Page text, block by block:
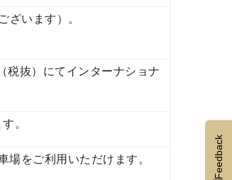
ざいます）。
税抜）にてインターナショナ
。
場をご利用いただけます。 Feedback